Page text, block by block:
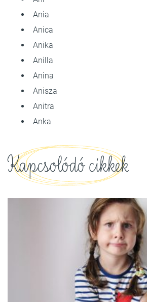
Ania
Anica
Anika
Anilla
Anina
Anisza
Anitra
Anka
Kapcsolódó cikkek